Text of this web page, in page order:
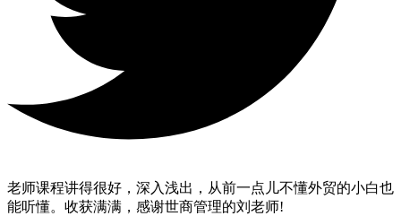
老师课程讲得很好，深入浅出，从前一点儿不懂外贸的小白也
能听懂。收获满满，感谢世商管理的刘老师!